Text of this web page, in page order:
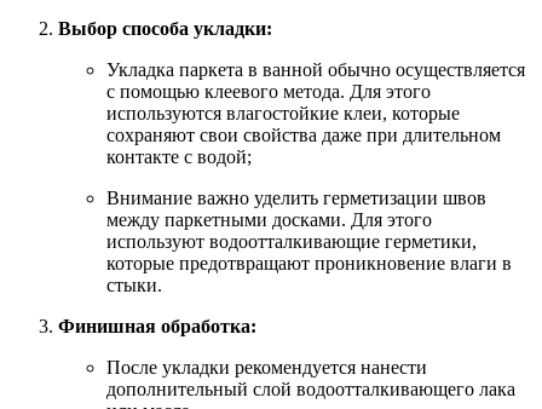
Выбор способа укладки:
Укладка паркета в ванной обычно осуществляется
с помощью клеевого метода. Для этого
используются влагостойкие клеи, которые
сохраняют свои свойства даже при длительном
контакте с водой;
Внимание важно уделить герметизации швов
между паркетными досками. Для этого
используют водоотталкивающие герметики,
которые предотвращают проникновение влаги в
стыки.
Финишная обработка:
После укладки рекомендуется нанести
дополнительный слой водоотталкивающего лака